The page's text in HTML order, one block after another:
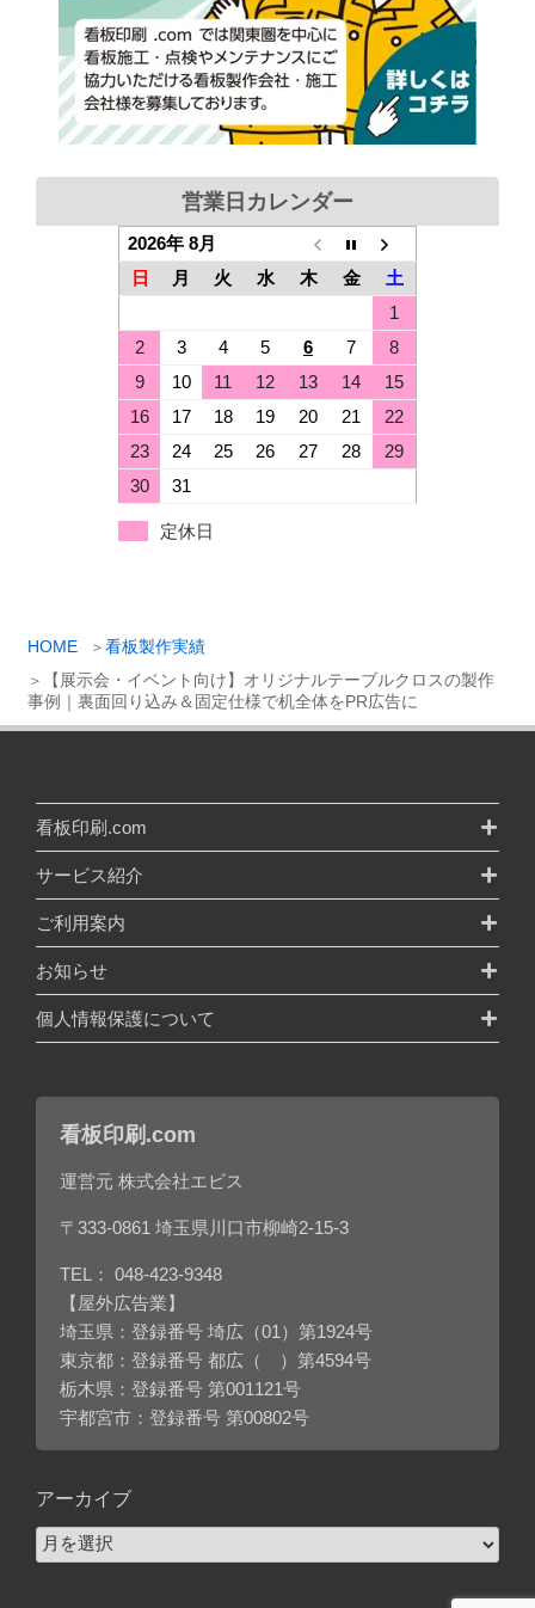
HOME
看板製作実績
【展示会・イベント向け】オリジナルテーブルクロスの製作
事例｜裏面回り込み＆固定仕様で机全体をPR広告に
営業日カレンダー
2026年 8月
日
月 火 水 木 金
土
1
2
3 4 5 6 7
8
9
10 11 12 13 14
15
16
17 18 19 20 21
22
23
24 25 26 27 28
29
30
31
定休日
看板印刷.com
サービス紹介
ご利用案内
お知らせ
個人情報保護について
看板印刷.com
運営元 株式会社エビス
〒333-0861 埼玉県川口市柳崎2-15-3
TEL： 048-423-9348
【屋外広告業】
埼玉県：登録番号 埼広（01）第1924号
東京都：登録番号 都広（ ）第4594号
栃木県：登録番号 第001121号
宇都宮市：登録番号 第00802号
アーカイブ
ア
ー